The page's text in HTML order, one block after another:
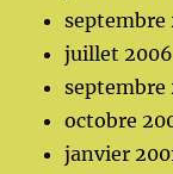
septembre
juillet 2006
septembre
octobre
janvier